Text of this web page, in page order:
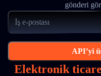
gönderi
API’yi
Elektronik